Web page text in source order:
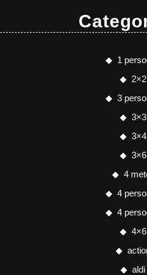
1
2×2
3
3×3
3×4
3×6
4
4
4
4×6
aldi